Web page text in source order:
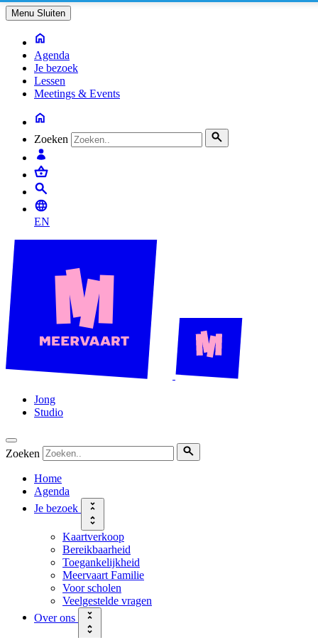
Menu Sluiten
Agenda
Je bezoek
Lessen
Meetings & Events
Zoeken
EN
Jong
Studio
Zoeken
Home
Agenda
Je bezoek
Kaartverkoop
Bereikbaarheid
Toegankelijkheid
Meervaart Familie
Voor scholen
Veelgestelde vragen
Over ons